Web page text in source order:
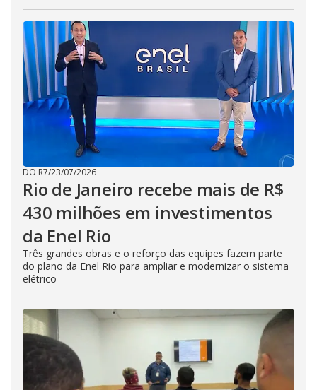
DO R7/23/07/2026
Rio de Janeiro recebe mais de R$
430 milhões em investimentos
da Enel Rio
Três grandes obras e o reforço das equipes fazem parte
do plano da Enel Rio para ampliar e modernizar o sistema
elétrico